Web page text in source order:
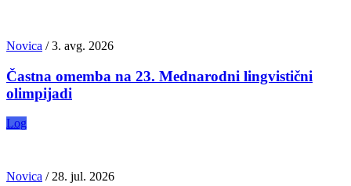
Novica /3. avg. 2026
Častna omemba na 23. Mednarodni lingvistični
olimpijadi
Log
Novica / 28. jul. 2026